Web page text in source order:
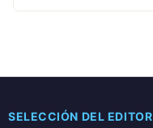
SELECCIÓN DEL EDITOR